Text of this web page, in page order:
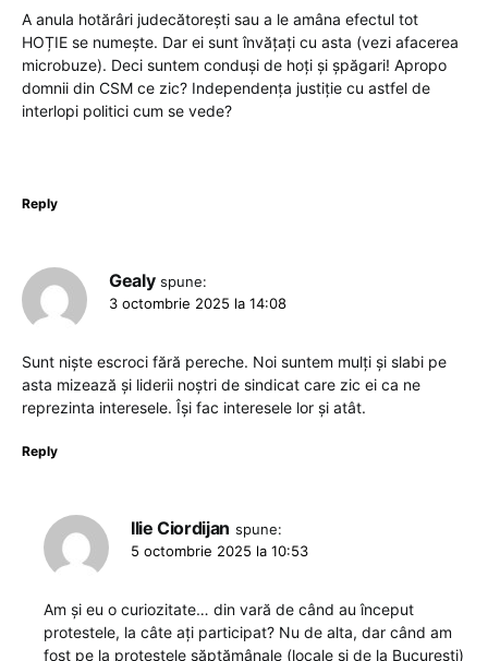
A anula hotărâri judecătorești sau a le amâna efectul tot
HOȚIE se numește. Dar ei sunt învățați cu asta (vezi afacerea
microbuze). Deci suntem conduși de hoți și șpăgari! Apropo
domnii din CSM ce zic? Independența justiție cu astfel de
interlopi politici cum se vede?
Reply
Gealy spune:
3 octombrie 2025 la 14:08
Sunt niște escroci fără pereche. Noi suntem mulți și slabi pe
asta mizează și liderii noștri de sindicat care zic ei ca ne
reprezinta interesele. Își fac interesele lor și atât.
Reply
Ilie Ciordijan spune:
5 octombrie 2025 la 10:53
Am și eu o curiozitate… din vară de când au început
protestele, la câte ați participat? Nu de alta, dar când am
fost pe la protestele săptămânale (locale și de la București)